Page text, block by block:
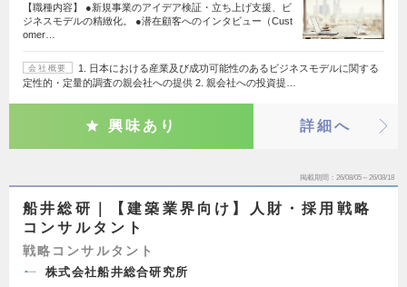
【職種内容】 ●新規事業のアイデア検証・立ち上げ支援、ビ
ジネスモデルの精緻化。 ●潜在顧客へのインタビュー（Cust
omer…
会社概要
1. 日本における産業及び成功可能性のあるビジネスモデルに関する
定性的・定量的調査の親会社への提供 2. 親会社への投資提…
興味あり 詳細へ
掲載期間 26/08/05～26/08/18
船井総研｜【建築業界向け】人財・採用戦略
コンサルタント
戦略コンサルタント
株式会社船井総合研究所